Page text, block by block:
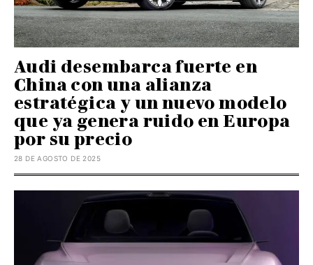
Audi desembarca fuerte en
China con una alianza
estratégica y un nuevo modelo
que ya genera ruido en Europa
por su precio
28 DE AGOSTO DE 2025